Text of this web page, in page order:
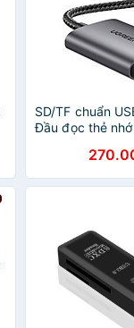
SD/TF chuẩn
Đầu đọc thẻ
- Hàng chính